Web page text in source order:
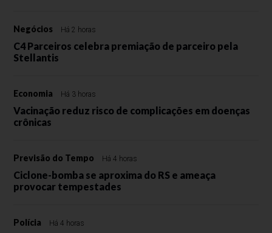
Negócios Há 2 horas
C4 Parceiros celebra premiação de parceiro pela
Stellantis
Economia Há 3 horas
Vacinação reduz risco de complicações em doenças
crônicas
Previsão do Tempo Há 4 horas
Ciclone-bomba se aproxima do RS e ameaça
provocar tempestades
Polícia Há 4 horas